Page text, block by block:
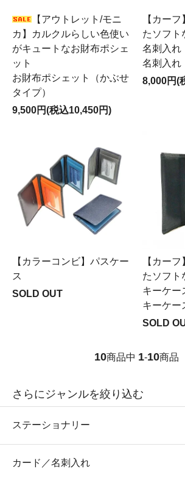
【アウトレット/モニ
カ】カルクルらしい色使い
がキュートなお財布ポシェ
ット
お財布ポシェット（かぶせ
タイプ）
9,500円(税込10,450円)
【カー
たソフト
名刺入れ
名刺入れ
8,000円(
【カラーコンビ】パスケー
ス
SOLD OUT
【カー
たソフト
キーケー
キーケー
SOLD
10商品中 1-10商品
さらにジャンルを絞り込む
ステーショナリー
カード／名刺入れ